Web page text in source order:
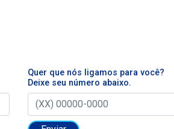
Quer que nós ligamos para você?
Deixe seu número abaixo.